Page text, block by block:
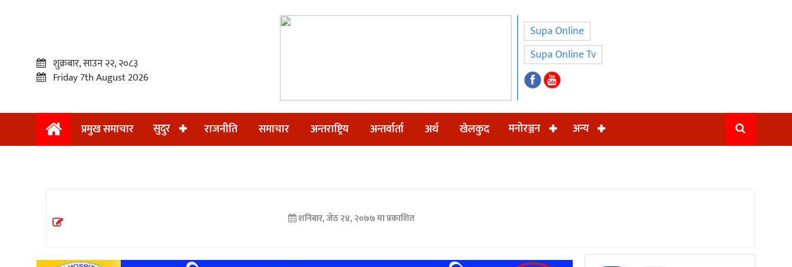
प्रमुख
अन्तराष्ट्रिय
शुक्रबार, साउन २२, २०८३
Friday 7th August 2026
Supa Online
Supa Online Tv
प्रमुख समाचार सुदुर राजनीति समाचार अन्तराष्ट्रिय अन्तर्वार्ता अर्थ खेलकुद मनोरञ्जन अन्य
शनिबार, जेठ २४, २०७७ मा प्रकाशित